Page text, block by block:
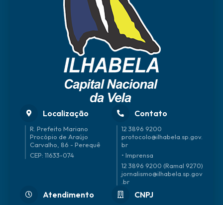
Localização
R. Prefeito Mariano
Procópio de Araújo
Carvalho, 86 - Perequê
CEP: 11633-074
Contato
12 3896 9200
protocolo@ilhabela.sp.gov.
br
• Imprensa
12 3896 9200 (Ramal 9270)
jornalismo@ilhabela.sp.gov
.br
Atendimento CNPJ